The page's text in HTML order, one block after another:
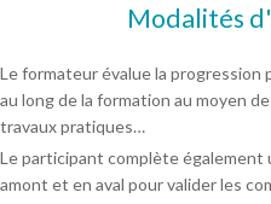
Modalités
Le formateur évalue la
au long de la formation au moyen
travaux pratiques…
Le participant complète
amont et en aval pour valider les